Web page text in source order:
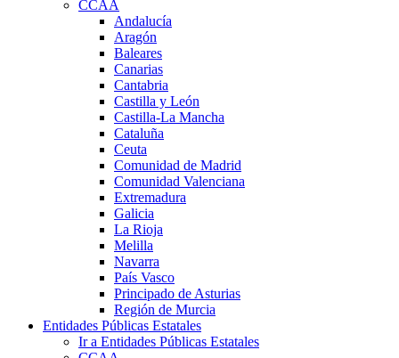
CCAA
Andalucía
Aragón
Baleares
Canarias
Cantabria
Castilla y León
Castilla-La Mancha
Cataluña
Ceuta
Comunidad de Madrid
Comunidad Valenciana
Extremadura
Galicia
La Rioja
Melilla
Navarra
País Vasco
Principado de Asturias
Región de Murcia
Entidades Públicas Estatales
Ir a Entidades Públicas Estatales